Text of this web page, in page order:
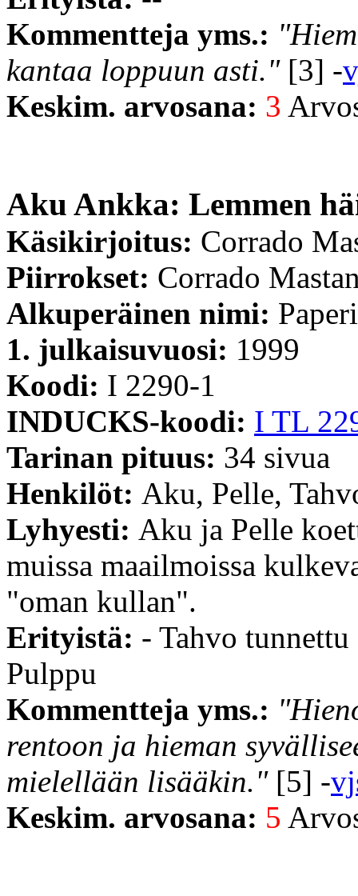
Kommentteja yms.:
kantaa loppuun asti."[3] -
Keskim. arvosana: 3
Aku Ankka: Lemmen
Käsikirjoitus: Corrado
Piirrokset: Corrado
Alkuperäinen nimi:
1. julkaisuvuosi: 1999
Koodi: I 2290-1
INDUCKS-koodi: I TL
Tarinan pituus: 34 sivua
Henkilöt: Aku, Pelle,
Lyhyesti: Aku ja Pelle
muissa maailmoissa
"oman kullan".
Erityistä: - Tahvo
Pulppu
Kommentteja yms.:
rentoon ja hieman
mielellään lisääkin."[5] -
Keskim. arvosana: 5